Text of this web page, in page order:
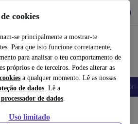
cookies
se principalmente a mostrar-te
Para que isto funcione corretamente,
para analisar o teu comportamento de
próprios e de terceiros. Podes alterar as
a qualquer momento. Lê as nossas
de dados. Lê a
de dados.
Uso limitado
rápida e fácil
Portáteis Tablets